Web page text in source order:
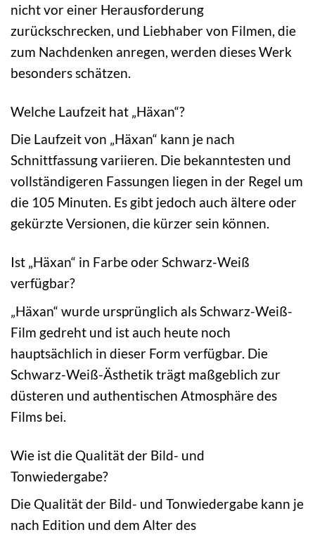
nicht vor einer Herausforderung
zurückschrecken, und Liebhaber von Filmen, die
zum Nachdenken anregen, werden dieses Werk
besonders schätzen.
Welche Laufzeit hat „Häxan“?
Die Laufzeit von „Häxan“ kann je nach
Schnittfassung variieren. Die bekanntesten und
vollständigeren Fassungen liegen in der Regel um
die 105 Minuten. Es gibt jedoch auch ältere oder
gekürzte Versionen, die kürzer sein können.
Ist „Häxan“ in Farbe oder Schwarz-Weiß
verfügbar?
„Häxan“ wurde ursprünglich als Schwarz-Weiß-
Film gedreht und ist auch heute noch
hauptsächlich in dieser Form verfügbar. Die
Schwarz-Weiß-Ästhetik trägt maßgeblich zur
düsteren und authentischen Atmosphäre des
Films bei.
Wie ist die Qualität der Bild- und
Tonwiedergabe?
Die Qualität der Bild- und Tonwiedergabe kann je
nach Edition und dem Alter des